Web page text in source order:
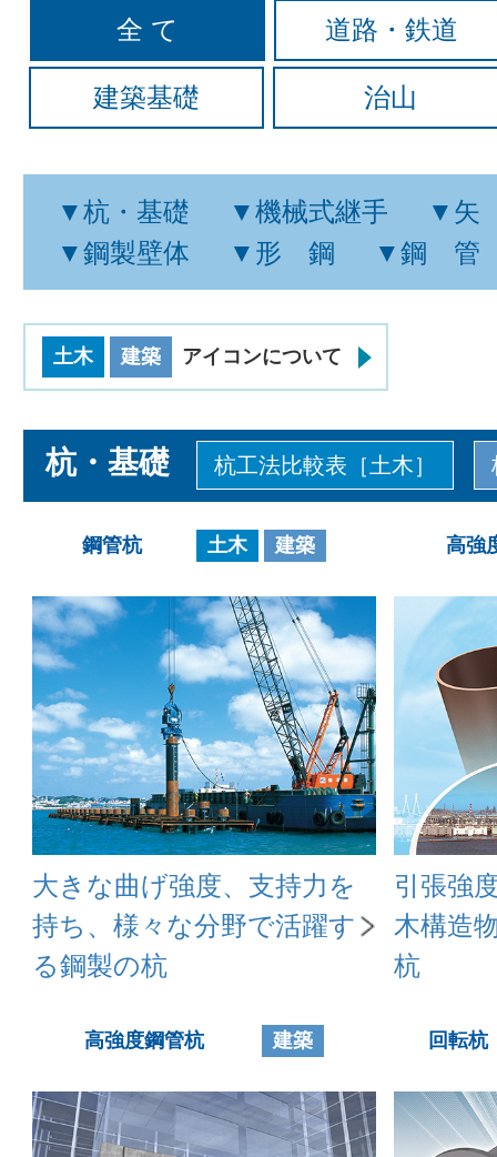
全 て 道路・鉄道
建築基礎 治山
▼杭・基礎 ▼機械式継手
▼矢
▼鋼製壁体
▼形 鋼 ▼鋼 管
土木 建築 アイコンについて
杭・基礎 杭工法比較表［土木］
鋼管杭 土木 建築
大きな曲げ強度、支持力を
持ち、様々な分野で活躍す
る鋼製の杭
高強
引張強
木構造
杭
高強度鋼管杭 建築 回転